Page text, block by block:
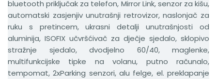
bluetooth priključak za telefon, Mirror Link, senzor za kišu,
automatski zasjenjiv unutrašnji retrovizor, naslonjač za
ruku s pretincem, ukrasni detalji unutrašnjosti od
aluminija, ISOFIX učvršćivač za dječje sjedalo, sklopivo
stražnje sjedalo, dvodjelno 60/40, maglenke,
multifunkcijske tipke na volanu, putno računalo,
tempomat, 2xParking senzori, alu felge, el. preklapanje